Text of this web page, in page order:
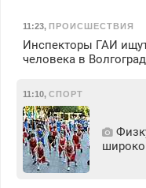
11:23, ПРОИСШЕСТВИЯ
Инспекторы ГАИ
человека в
11:10, СПОРТ
широко